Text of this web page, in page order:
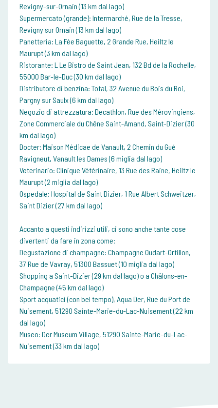
Revigny-sur-Ornain (13 km dal lago)
Supermercato (grande): Intermarché, Rue de la Tresse,
Revigny sur Ornain (13 km dal lago)
Panetteria: La Fée Baguette, 2 Grande Rue, Heiltz le
Maurupt (3 km dal lago)
Ristorante: L Le Bistro de Saint Jean, 132 Bd de la Rochelle,
55000 Bar-le-Duc (30 km dal lago)
Distributore di benzina: Total, 32 Avenue du Bois du Roi,
Pargny sur Saulx (6 km dal lago)
Negozio di attrezzatura: Decathlon, Rue des Mérovingiens,
Zone Commerciale du Chêne Saint-Amand, Saint-Dizier (30
km dal lago)
Docter: Maison Médicae de Vanault, 2 Chemin du Gué
Ravigneut, Vanault les Dames (6 miglia dal lago)
Veterinario: Clinique Vétérinaire, 13 Rue des Raine, Heiltz le
Maurupt (2 miglia dal lago)
Ospedale: Hospital de Saint Dizier, 1 Rue Albert Schweitzer,
Saint Dizier (27 km dal lago)
Accanto a questi indirizzi utili, ci sono anche tante cose
divertenti da fare in zona come:
Degustazione di champagne: Champagne Oudart-Ortillon,
37 Rue de Vavray, 51300 Bassuet (10 miglia dal lago)
Shopping a Saint-Dizier (29 km dal lago) o a Châlons-en-
Champagne (45 km dal lago)
Sport acquatici (con bel tempo), Aqua Der, Rue du Port de
Nuisement, 51290 Sainte-Marie-du-Lac-Nuisement (22 km
dal lago)
Museo: Der Museum Village, 51290 Sainte-Marie-du-Lac-
Nuisement (33 km dal lago)